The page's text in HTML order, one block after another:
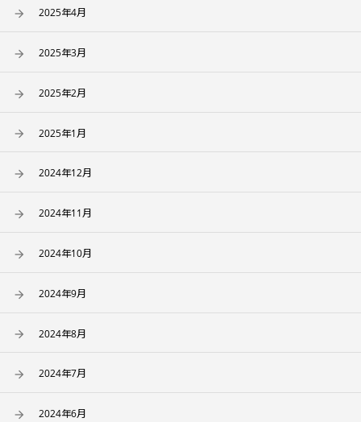
2025年4月
2025年3月
2025年2月
2025年1月
2024年12月
2024年11月
2024年10月
2024年9月
2024年8月
2024年7月
2024年6月